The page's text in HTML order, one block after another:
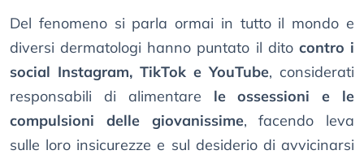
Del fenomeno si parla ormai in tutto il mondo e
diversi dermatologi hanno puntato il dito contro i
social Instagram, TikTok e YouTube, considerati
responsabili di alimentare le ossessioni e le
compulsioni delle giovanissime, facendo leva
sulle loro insicurezze e sul desiderio di avvicinarsi